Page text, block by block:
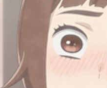
恩は絶対身体で返す。」という
の悩殺ボディにのぼせあがる…
乙女どもよ。』第6話あらすじ